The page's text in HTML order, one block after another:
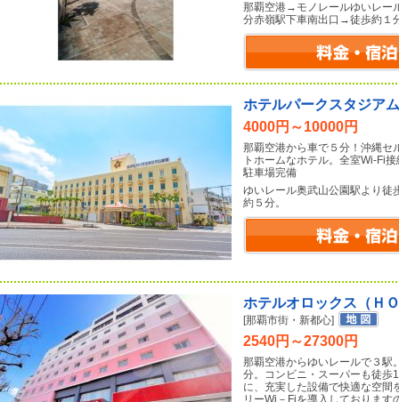
那覇空港→モノレールゆいレー
分赤嶺駅下車南出口→徒歩約１
ホテルパークスタジア
4000円～10000円
那覇空港から車で５分！沖縄セ
トホームなホテル。全室Wi-Fi
駐車場完備
ゆいレール奥武山公園駅より徒
約５分。
ホテルオロックス（Ｈ
[那覇市街・新都心]
2540円～27300円
那覇空港からゆいレールで３駅
分。コンビニ・スーパーも徒歩
に、充実した設備で快適な空間
リーWi－Fiを導入しておりま